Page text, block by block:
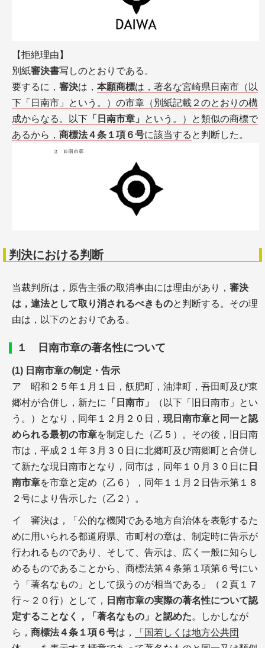
【拒絶理由】
別紙審決書写しのとおりである。
要するに， 審決は， 本願商標は，著名な宮崎県日南市（以
下「日南市」という。）の市章（別紙記載２のとおりの構
成からなる。以下 「日南市章」
という。）と類似の商標で
あるから， 商標法４条１項６号に該当する と判断した。
判決における判断
当裁判所は，原告主張の取消事由には理由があり， 審決
は，違法として取り消されるべきものと判断する。その理
由は，以下のとおりである。
１ 日南市章の著名性について
(1) 日南市章の制定・告示
ア 昭和２５年１月１日，飫肥町，油津町，吾田町及び東
郷村が合併し，新たに 「日南市」
（以下「旧日南市」とい
う。）となり，同年１２月２０日， 現日南市章と同一と認
められる最初の市章を制定した（乙５）。その後，旧日南
市は，平成２１年３月３０日に北郷町及び南郷町と合併し
て新たな現日南市となり，同市は，同年１０月３０日に 日
南市章を市章と定め（乙６），同年１１月２日告示第１８
２号により告示した（乙２）。
イ 審決は，「公的な機関である地方自治体を表彰するた
めに用いられる都道府県、市町村の章は、制定時に告示が
行われるものであり、そして、告示は、広く一般に知らし
めるものであることから、商標法第４条第１項第６号にい
う「著名なもの」として扱うのが相当である」（２頁１７
行～２０行）として，
日南市章の実際の著名性について認
定することなく，「著名なもの」と認めた。しかしなが
ら， 商標法４条１項６号は，
「国若しくは地方公共団